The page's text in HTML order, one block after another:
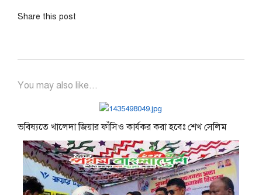
Share this post
You may also like...
ভবিষ্যতে খালেদা জিয়ার ফাঁসিও কার্যকর করা হবেঃ শেখ সেলিম